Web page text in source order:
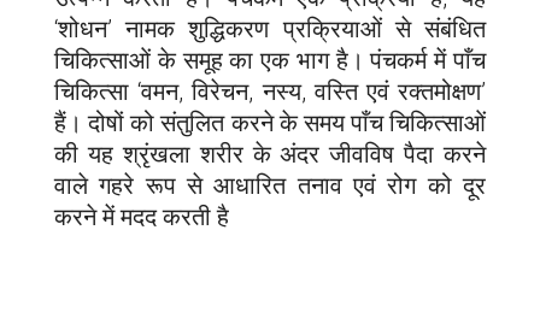
‘शोधन’ नामक शुद्धिकरण प्रक्रियाओं से संबंधित
चिकित्साओं के समूह का एक भाग है। पंचकर्म में पाँच
चिकित्सा ‘वमन, विरेचन, नस्य, वस्ति एवं रक्तमोक्षण’
हैं। दोषों को संतुलित करने के समय पाँच चिकित्साओं
की यह श्रृंखला शरीर के अंदर जीवविष पैदा करने
वाले गहरे रूप से आधारित तनाव एवं रोग को दूर
करने में मदद करती है